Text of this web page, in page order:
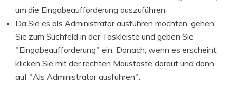
um die Eingabeaufforderung auszuführen.
Da Sie es als Administrator ausführen möchten, gehen
Sie zum Suchfeld in der Taskleiste und geben Sie
"Eingabeaufforderung" ein. Danach, wenn es erscheint,
klicken Sie mit der rechten Maustaste darauf und dann
auf "Als Administrator ausführen".